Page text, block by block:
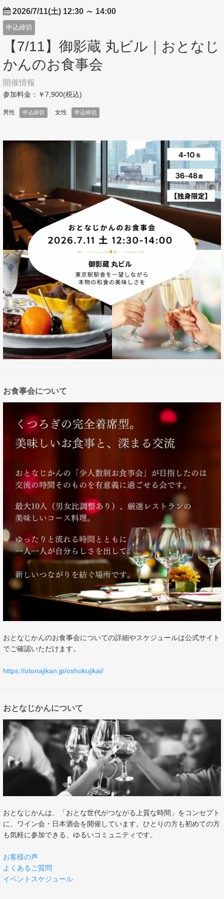
2026/7/11(土) 12:30 ～ 14:00
申込締切
【7/11】御影蔵 丸ビル｜おとなじ
かんのお食事会
開催情報
参加料金：￥7,900(税込)
男性 申込締切 女性 申込締切
お食事会について
おとなじかんのお食事会についての詳細やスケジュールは公式サイト
でご確認いただけます。
https://otonajikan.jp/oshokujikai/
おとなじかんについて
おとなじかんは、「おとな世代がつながる上質な時間」をコンセプト
に、ワイン会・日本酒会を開催しています。ひとりの方も初めての方
も気軽に参加できる、ゆるいコミュニティです。
お客様の声
よくあるご質問
イベントスケジュール